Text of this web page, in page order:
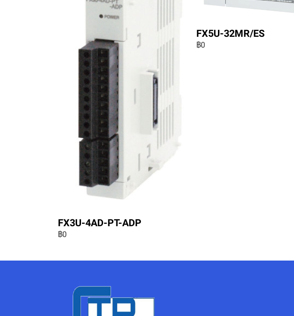
FX3U-4AD-PT-ADP
฿0
FX5U-32MR/ES
฿0